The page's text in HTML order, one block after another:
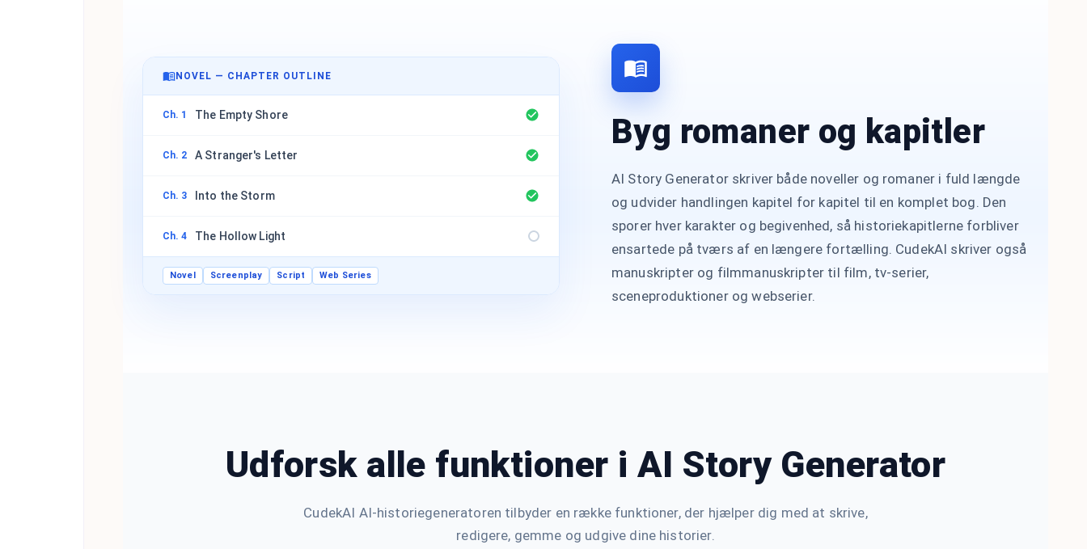
NOVEL — CHAPTER OUTLINE
Ch. 1 The Empty Shore
Ch. 2 A Stranger's Letter
Ch. 3 Into the Storm
Ch. 4 The Hollow Light
Novel Screenplay Script Web Series
Byg romaner og kapitler
AI Story Generator skriver både noveller og romaner i fuld længde
og udvider handlingen kapitel for kapitel til en komplet bog. Den
sporer hver karakter og begivenhed, så historiekapitlerne forbliver
ensartede på tværs af en længere fortælling. CudekAI skriver også
manuskripter og filmmanuskripter til film, tv-serier,
sceneproduktioner og webserier.
Udforsk alle funktioner i AI Story Generator
CudekAI AI-historiegeneratoren tilbyder en række funktioner, der hjælper dig med at skrive,
redigere, gemme og udgive dine historier.